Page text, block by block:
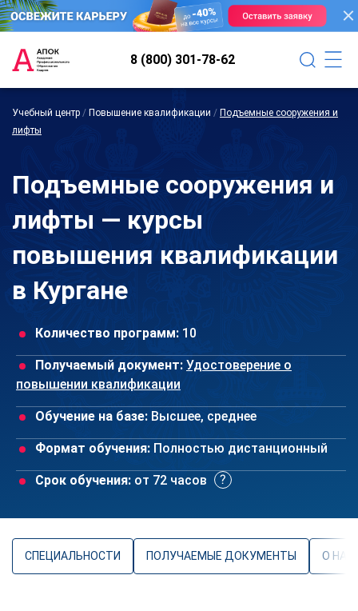
8 (800) 301-78-62
Учебный центр / Повышение квалификации / Подъемные сооружения и
лифты
Подъемные сооружения и
лифты — курсы
повышения квалификации
в Кургане
Количество программ: 10
Получаемый документ: Удостоверение о
повышении квалификации
Обучение на базе: Высшее, среднее
Формат обучения: Полностью дистанционный
Срок обучения: от 72 часов
СПЕЦИАЛЬНОСТИ ПОЛУЧАЕМЫЕ ДОКУМЕНТЫ О